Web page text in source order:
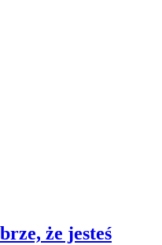
że jesteś